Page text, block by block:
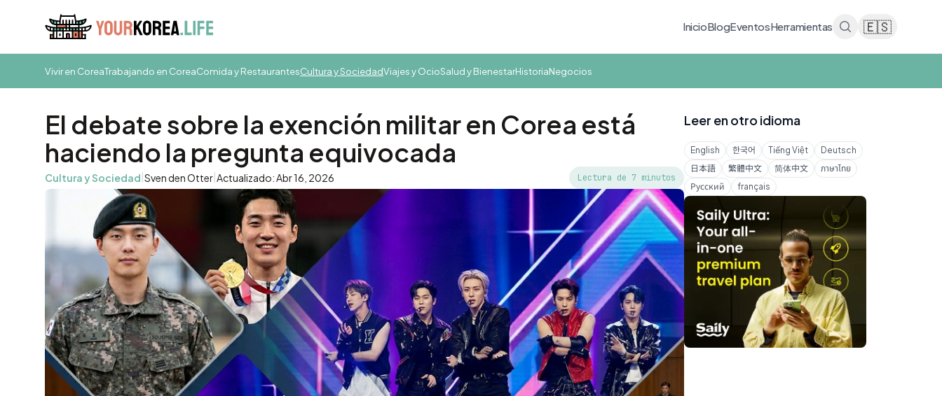
InicioBlogEventosHerramientas 🇪🇸
Vivir en CoreaTrabajando en CoreaComida y RestaurantesCultura y SociedadViajes y OcioSalud y BienestarHistoriaNegocios
El debate sobre la exención militar en Corea está
haciendo la pregunta equivocada
Cultura y Sociedad|Sven den Otter|Actualizado: Abr 16, 2026 Lectura de 7 minutos
Leer en otro idioma
English 한국어 Tiếng Việt
Deutsch
日本語
繁體中文 简体中文
ภาษาไทย
Русский
français